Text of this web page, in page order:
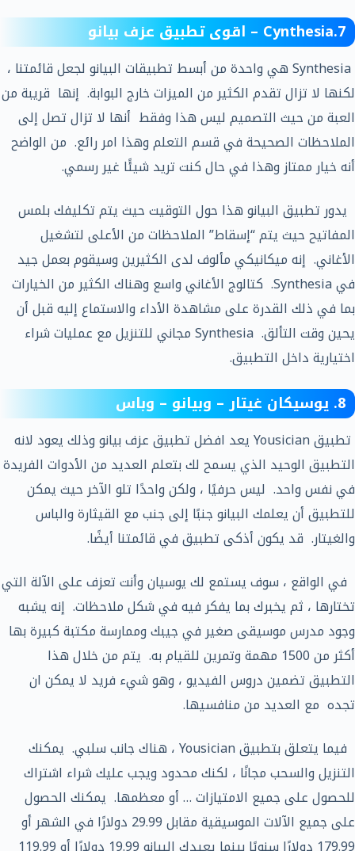
7.Cynthesia – اقوى تطبيق عزف بيانو
Synthesia هي واحدة من أبسط تطبيقات البيانو لجعل قائمتنا ،
لكنها لا تزال تقدم الكثير من الميزات خارج البوابة. إنها قريبة من
العبة من حيث التصميم ليس هذا وفقط أنها لا تزال تصل إلى
الملاحظات الصحيحة في قسم التعلم وهذا امر رائع. من الواضح
أنه خيار ممتاز وهذا في حال كنت تريد شيئًا غير رسمي.
يدور تطبيق البيانو هذا حول التوقيت حيث يتم تكليفك بلمس
المفاتيح حيث يتم “إسقاط” الملاحظات من الأعلى لتشغيل
الأغاني. إنه ميكانيكي مألوف لدى الكثيرين وسيقوم بعمل جيد
في Synthesia. كتالوج الأغاني واسع وهناك الكثير من الخيارات
بما في ذلك القدرة على مشاهدة الأداء والاستماع إليه قبل أن
يحين وقت التألق. Synthesia مجاني للتنزيل مع عمليات شراء
اختيارية داخل التطبيق.
8. يوسيكان غيتار – وبيانو – وباس
تطبيق Yousician يعد افضل تطبيق عزف بيانو وذلك يعود لانه
التطبيق الوحيد الذي يسمح لك بتعلم العديد من الأدوات الفريدة
في نفس واحد. ليس حرفيًا ، ولكن واحدًا تلو الآخر حيث يمكن
للتطبيق أن يعلمك البيانو جنبًا إلى جنب مع القيثارة والباس
والغيتار. قد يكون أذكى تطبيق في قائمتنا أيضًا.
في الواقع ، سوف يستمع لك يوسيان وأنت تعزف على الآلة التي
تختارها ، ثم يخبرك بما يفكر فيه في شكل ملاحظات. إنه يشبه
وجود مدرس موسيقى صغير في جيبك وممارسة مكتبة كبيرة بها
أكثر من 1500 مهمة وتمرين للقيام به. يتم من خلال هذا
التطبيق تضمين دروس الفيديو ، وهو شيء فريد لا يمكن ان
تجده مع العديد من منافسيها.
فيما يتعلق بتطبيق Yousician ، هناك جانب سلبي. يمكنك
التنزيل والسحب مجانًا ، لكنك محدود ويجب عليك شراء اشتراك
للحصول على جميع الامتيازات … أو معظمها. يمكنك الحصول
على جميع الآلات الموسيقية مقابل 29.99 دولارًا في الشهر أو